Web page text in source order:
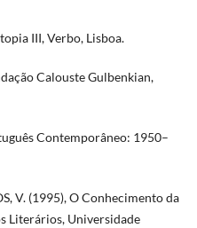
III, Verbo, Lisboa.
Calouste Gulbenkian,
Contemporâneo: 1950–
V. (1995), O Conhecimento da
Literários, Universidade